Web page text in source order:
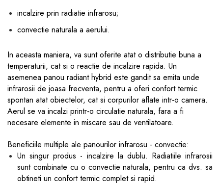
incalzire prin radiatie infrarosu;
convectie naturala a aerului.
In aceasta maniera, va sunt oferite atat o distributie buna a
temperaturii, cat si o reactie de incalzire rapida. Un
asemenea panou radiant hybrid este gandit sa emita unde
infrarosii de joasa frecventa, pentru a oferi confort termic
spontan atat obiectelor, cat si corpurilor aflate intr-o camera.
Aerul se va incalzi printr-o circulatie naturala, fara a fi
necesare elemente in miscare sau de ventilatoare.
Beneficiile multiple ale panourilor infrarosu - convectie:
Un singur produs - incalzire la dublu. Radiatiile infrarosii
sunt combinate cu o convectie naturala, pentru ca dvs. sa
obtineti un confort termic complet si rapid.